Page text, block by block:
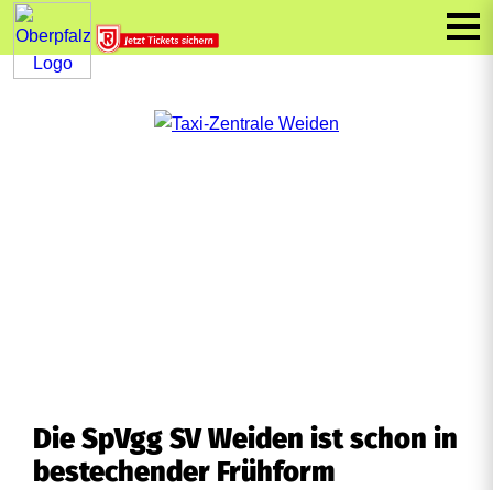
Die SpVgg SV Weiden ist schon in
bestechender Frühform